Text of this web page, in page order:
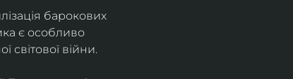
барокових
є особливо
війни.